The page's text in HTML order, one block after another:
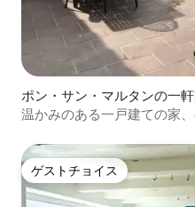
ポン・サン・マルタンの一
温かみのある一戸建ての家
ゲストチョイス
ゲストチョイス